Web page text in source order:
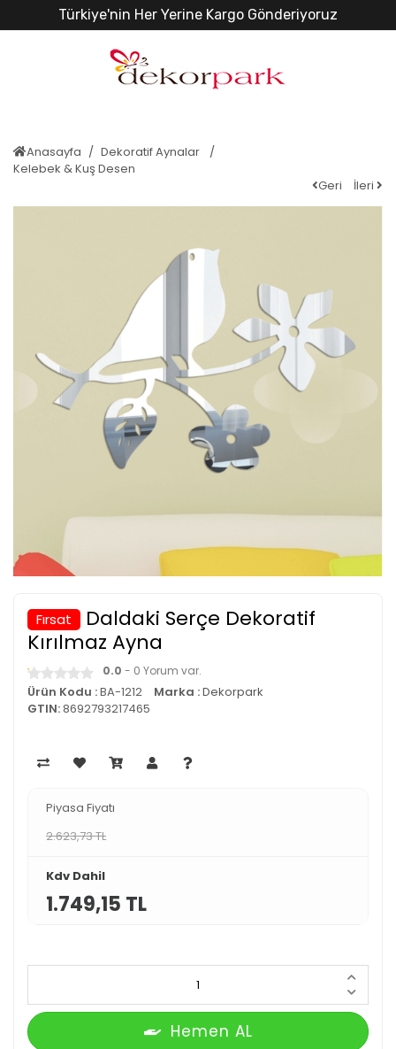
Türkiye'nin Her Yerine Kargo Gönderiyoruz
Anasayfa
Dekoratif Aynalar
Kelebek & Kuş Desen
Geri
İleri
Fırsat
Daldaki Serçe Dekoratif
Kırılmaz Ayna
0.0 - 0 Yorum var.
Ürün Kodu :BA-1212 Marka :Dekorpark
GTIN:8692793217465
Piyasa Fiyatı
2.623,73 TL
Kdv Dahil
1.749,15 TL
Hemen AL